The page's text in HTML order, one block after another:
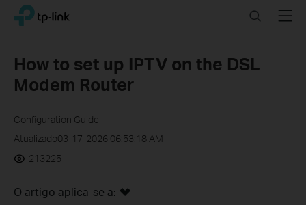
Click
navigation
TP-Link, Reliably Smart SearchMenu
How to set up IPTV on the DSL
Modem Router
Configuration Guide
Atualizado03-17-2026 06:53:18 AM
213225
O artigo aplica-se a: